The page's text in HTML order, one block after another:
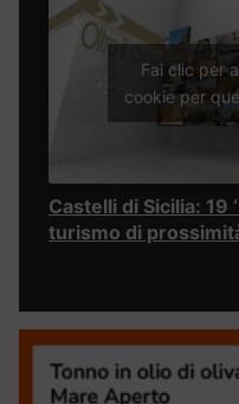
Fai clic per
cookie per
Castelli di Sicilia: 19
turismo di